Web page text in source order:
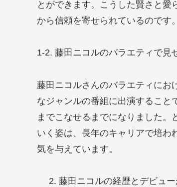
とができます。こうした賢さと
から信頼を寄せられているのです。
1-2. 藤田ニコルのバラエティで見
藤田ニコルさんのバラエティにお
なジャンルの番組に出演すること
までこなせるまでになりました
いく姿は、長年のキャリアで培わ
気を与えています。
藤田ニコルの経歴とデビュ